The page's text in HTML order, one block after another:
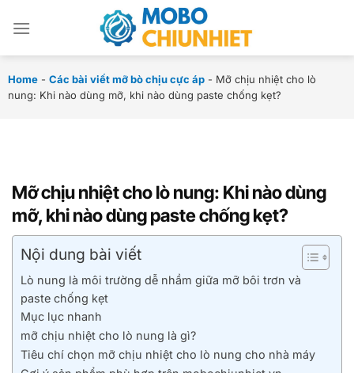
đến
Home - Các bài viết mỡ bò chịu cực áp - Mỡ chịu nhiệt cho lò
nung: Khi nào dùng mỡ, khi nào dùng paste chống kẹt?
Mỡ chịu nhiệt cho lò nung: Khi nào dùng
mỡ, khi nào dùng paste chống kẹt?
Nội dung bài viết
Lò nung là môi trường dễ nhầm giữa mỡ bôi trơn và
paste chống kẹt
Mục lục nhanh
mỡ chịu nhiệt cho lò nung là gì?
Tiêu chí chọn mỡ chịu nhiệt cho lò nung cho nhà máy